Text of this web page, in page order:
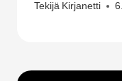
Tekijä Kirjanetti